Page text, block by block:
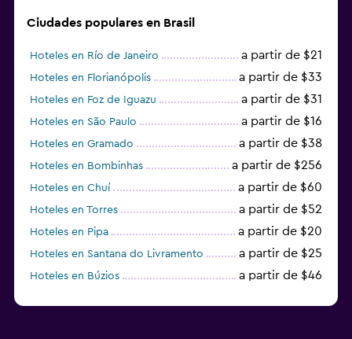
Ciudades populares en Brasil
Hoteles en Río de Janeiro a partir de $21
Hoteles en Florianópolis a partir de $33
Hoteles en Foz de Iguazu a partir de $31
Hoteles en São Paulo a partir de $16
Hoteles en Gramado a partir de $38
Hoteles en Bombinhas a partir de $256
Hoteles en Chuí a partir de $60
Hoteles en Torres a partir de $52
Hoteles en Pipa a partir de $20
Hoteles en Santana do Livramento a partir de $25
Hoteles en Búzios a partir de $46